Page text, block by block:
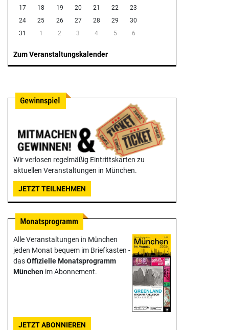
17
18 19 20 21 22
23
24
25 26 27 28 29
30
31
1 2 3 4 5 6
Zum Veranstaltungskalender
Wir verlosen regelmäßig Eintrittskarten zu
aktuellen Veranstaltungen in München.
JETZT TEILNEHMEN
Alle Veranstaltungen in München
jeden Monat bequem im Briefkasten -
dasOffizielle Monats­programm
München im Abonnement.
JETZT ABONNIEREN